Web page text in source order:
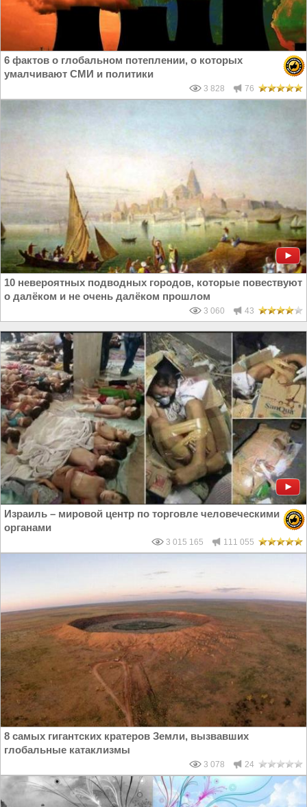
6 фактов о глобальном потеплении, о которых
умалчивают СМИ и политики
3 828 76
10 невероятных подводных городов, которые повествуют
о далёком и не очень далёком прошлом
3 060 43
Израиль – мировой центр по торговле человеческими
органами
3 015 165 111 055
8 самых гигантских кратеров Земли, вызвавших
глобальные катаклизмы
3 078 24